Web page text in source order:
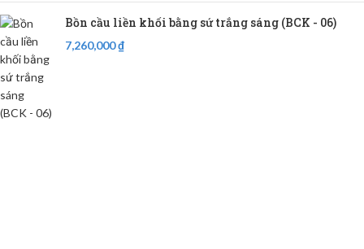
Bồn cầu liền khối bằng sứ trắng sáng (BCK - 06)
7,260,000₫